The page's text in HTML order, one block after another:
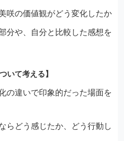
咲の価値観がどう変化したか
分や、自分と比較した感想を
て考える】
の違いで印象的だった場面を
らどう感じたか、どう行動し